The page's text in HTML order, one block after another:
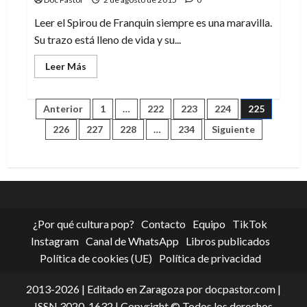
la
locura
Leer el Spirou de Franquin siempre es una maravilla.
Su trazo está lleno de vida y su...
Leer Más
más
máscara:
el
Spirou
de
Paginación
de
Anterior 1 … 222 223 224
225
226
227 228 … 234 Siguiente
¿Por qué cultura pop? Contacto Equipo
TikTok
Instagram Canal de WhatsApp
Libros publicados
Política de cookies (UE)
Política de privacidad
2013-2026 | Editado en Zaragoza por docpastor.com |